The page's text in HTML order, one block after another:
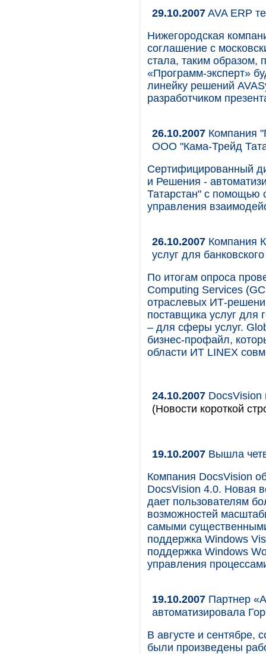
29.10.2007AVA ERP
Нижегородская
соглашение с
стала, таким образом,
«Программ-эксперт»
линейку решений
разработчиком
26.10.2007 Компания
ООО "Кама-Трейд
Сертифицированный
и Решения -
Татарстан" с помощью
управления
26.10.2007 Компания
услуг для
По итогам опроса
Computing Services
отраслевых ИТ-
поставщика услуг для
– для сферы услуг.
бизнес-профайл,
области ИТ LINEX
24.10.2007 DocsVision
(Новости короткой
19.10.2007 Вышла
Компания DocsVision
DocsVision 4.0. Новая
дает пользователям
возможностей
самыми
поддержка Windows
поддержка Windows
управления
19.10.2007 Партнер
автоматизировала
В августе и сентябре,
были произведены